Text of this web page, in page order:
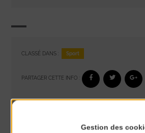
CLASSÉ DANS : Sport
PARTAGER CETTE INFO :
Gestion des